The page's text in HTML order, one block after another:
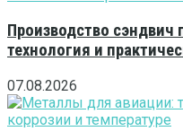
Производство сэндвич
технология и
07.08.2026